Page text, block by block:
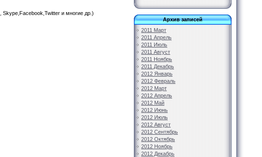
Skype,Facebook,Twitter и многие др.)
Архив записей
2011 Март
2011 Апрель
2011 Июль
2011 Август
2011 Ноябрь
2011 Декабрь
2012 Январь
2012 Февраль
2012 Март
2012 Апрель
2012 Май
2012 Июнь
2012 Июль
2012 Август
2012 Сентябрь
2012 Октябрь
2012 Ноябрь
2012 Декабрь